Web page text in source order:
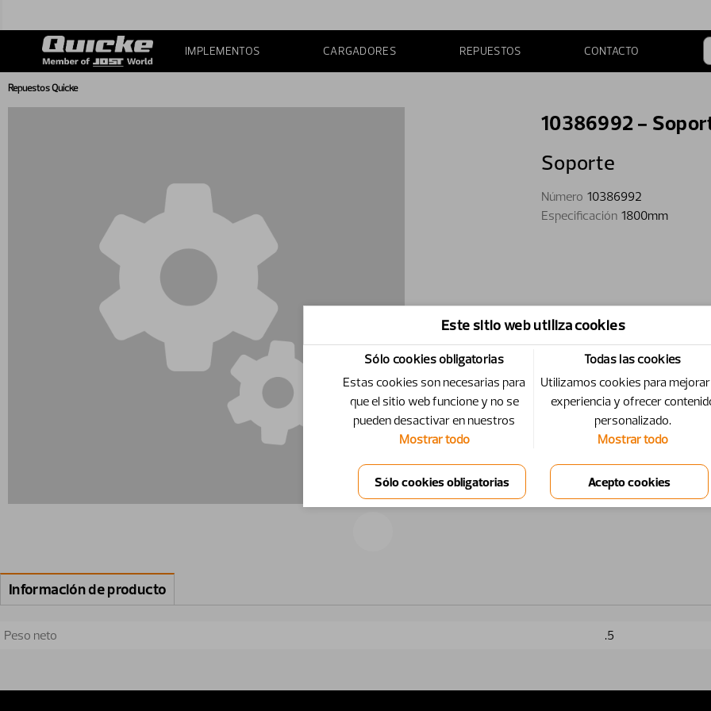
IMPLEMENTOS CARGADORES REPUESTOS CONTACTO
Repuestos Quicke
Información de producto
Peso neto .5
10386992 -
Soporte
Número 10386992
Especificación 1800mm
Este sitio web utiliza cookies
Sólo cookies obligatorias
Estas cookies son necesarias para
que el sitio web funcione y no se
pueden desactivar en nuestros
Mostrar todo
Todas las cookies
Utilizamos cookies para
experiencia y ofrecer
personalizado.
Mostrar todo